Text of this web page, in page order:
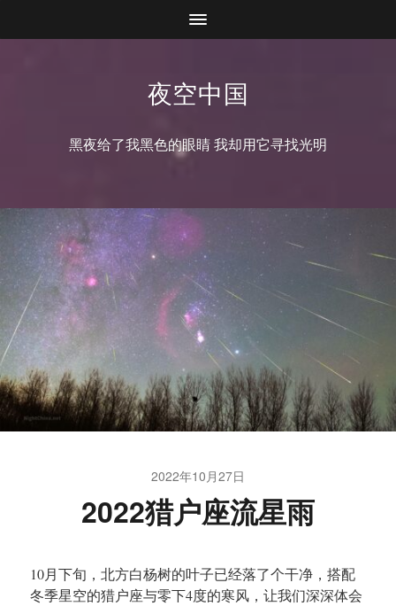
夜空中国
黑夜给了我黑色的眼睛 我却用它寻找光明
2022年10月27日
2022猎户座流星雨
10月下旬，北方白杨树的叶子已经落了个干净，搭配
冬季星空的猎户座与零下4度的寒风，让我们深深体会